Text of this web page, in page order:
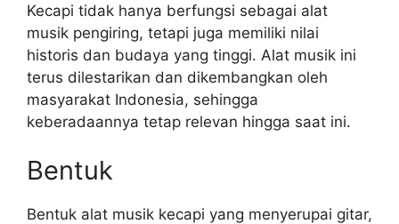
Kecapi tidak hanya berfungsi sebagai alat
musik pengiring, tetapi juga memiliki nilai
historis dan budaya yang tinggi. Alat musik ini
terus dilestarikan dan dikembangkan oleh
masyarakat Indonesia, sehingga
keberadaannya tetap relevan hingga saat ini.
Bentuk
Bentuk alat musik kecapi yang menyerupai gitar,